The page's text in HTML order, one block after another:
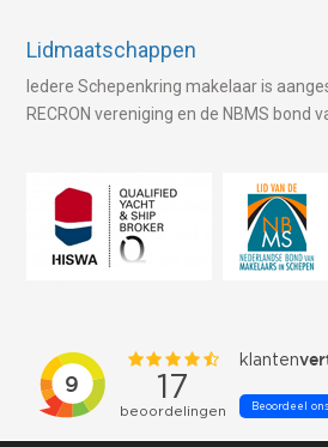
Lidmaatschappen
Iedere Schepenkring makelaar is
RECRON vereniging en de NBMS bond